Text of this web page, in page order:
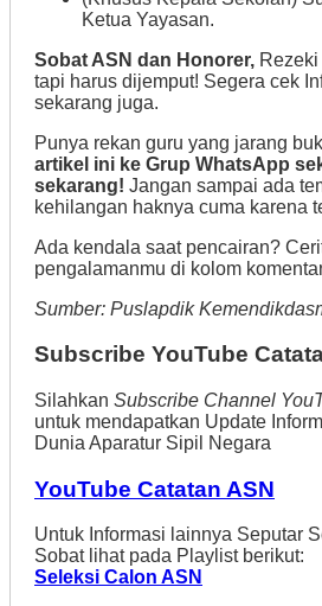
Ketua Yayasan.
Sobat ASN dan Honorer,
tapi harus dijemput! Segera cek
sekarang juga.
Punya rekan guru yang jarang
artikel ini ke Grup WhatsApp
sekarang! Jangan sampai ada
kehilangan haknya cuma karena
Ada kendala saat pencairan?
pengalamanmu di kolom
Sumber: Puslapdik
Subscribe YouTube
Silahkan Subscribe Channel
untuk mendapatkan Update
Dunia Aparatur Sipil Negara
YouTube Catatan ASN
Untuk Informasi lainnya Seputar
Sobat lihat pada Playlist berikut:
Seleksi Calon ASN